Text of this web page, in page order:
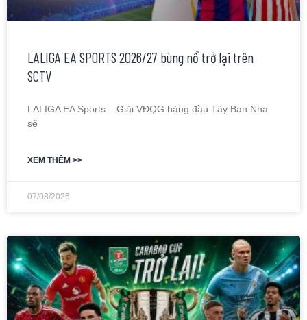
LALIGA EA SPORTS 2026/27 bùng nổ trở lại trên
SCTV
LALIGA EA Sports – Giải VĐQG hàng đầu Tây Ban Nha
sẽ
XEM THÊM >>
07/08/2026